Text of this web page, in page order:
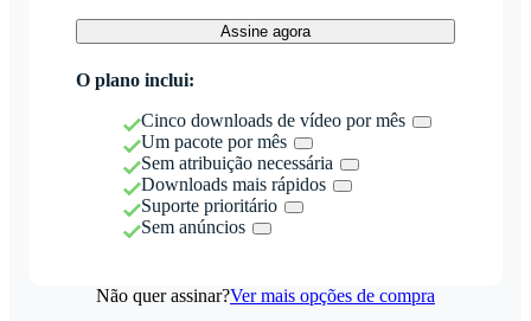
Assine agora
O plano inclui:
Cinco downloads de vídeo por mês
Um pacote por mês
Sem atribuição necessária
Downloads mais rápidos
Suporte prioritário
Sem anúncios
Não quer assinar?Ver mais opções de compra